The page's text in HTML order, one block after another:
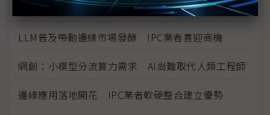
AI導致學寫程式無用？ 吳恩達持反對意見
LLM普及帶動邊緣市場發酵 IPC業者喜迎商機
網創：小模型分流算力需求 AI尚難取代人類工程師
邊緣應用落地開花 IPC業者軟硬整合建立優勢